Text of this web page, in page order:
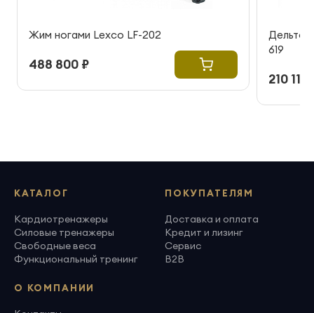
Жим ногами Lexco LF-202
488 800 ₽
619
210 115
КАТАЛОГ
Кардиотренажеры
Силовые тренажеры
Свободные веса
Функциональный тренинг
ПОКУПАТЕЛЯМ
Доставка и оплата
Кредит и лизинг
Сервис
B2B
О КОМПАНИИ